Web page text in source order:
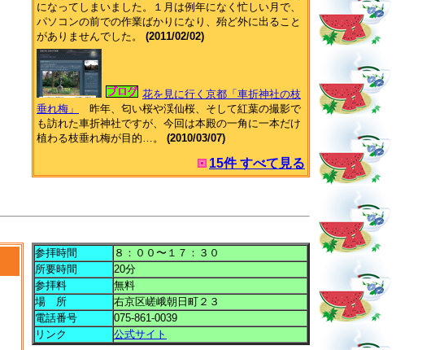
になってしまいました。１月は例年になく忙しい月で、
パソコンの前での作業ばかりになり、殆ど外に出ること
がありませんでした。 (2011/02/02)
花を見に行く京都「車折神社の枝
垂れ梅」
昨年、匂い桜や渓仙桜、そして紅葉の撮影で
も訪れた車折神社ですが、今回は本殿の一角に一本だけ
植わる枝垂れ梅が目的…。 (2010/03/07)
15件 すべて見る
参拝時間
８：００〜１７：３０
所要時間
20分
参拝料
無料
場 所
右京区嵯峨朝日町２３
電話番号
075-861-0039
リンク
公式サイト